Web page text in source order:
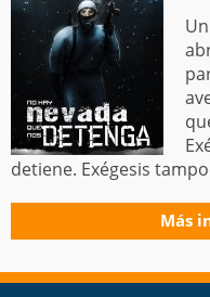
detiene. Exégesis
Más